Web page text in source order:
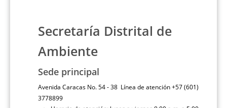
Secretaría Distrital de
Ambiente
Sede principal
Avenida Caracas No. 54 - 38 Línea de atención +57 (601)
3778899